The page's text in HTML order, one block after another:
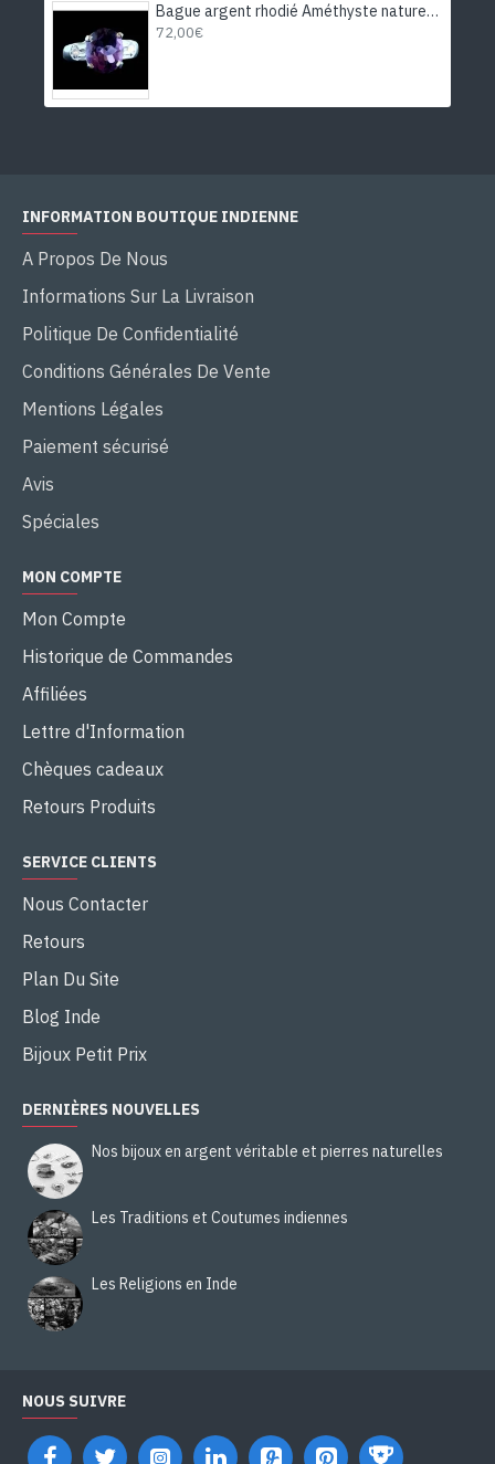
Bague argent rhodié Améthyste naturelle
72,00€
INFORMATION BOUTIQUE INDIENNE
A Propos De Nous
Informations Sur La Livraison
Politique De Confidentialité
Conditions Générales De Vente
Mentions Légales
Paiement sécurisé
Avis
Spéciales
MON COMPTE
Mon Compte
Historique de Commandes
Affiliées
Lettre d'Information
Chèques cadeaux
Retours Produits
SERVICE CLIENTS
Nous Contacter
Retours
Plan Du Site
Blog Inde
Bijoux Petit Prix
DERNIÈRES NOUVELLES
Nos bijoux en argent véritable et pierres naturelles
Les Traditions et Coutumes indiennes
Les Religions en Inde
NOUS SUIVRE